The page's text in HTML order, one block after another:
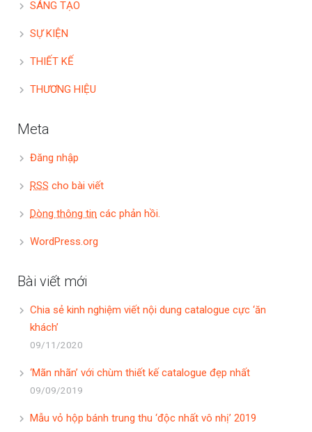
SÁNG TẠO
SỰ KIỆN
THIẾT KẾ
THƯƠNG HIỆU
Meta
Đăng nhập
RSS cho bài viết
Dòng thông tin các phản hồi.
WordPress.org
Bài viết mới
Chia sẻ kinh nghiệm viết nội dung catalogue cực ‘ăn
khách’
09/11/2020
‘Mãn nhãn’ với chùm thiết kế catalogue đẹp nhất
09/09/2019
Mẫu vỏ hộp bánh trung thu ‘độc nhất vô nhị’ 2019